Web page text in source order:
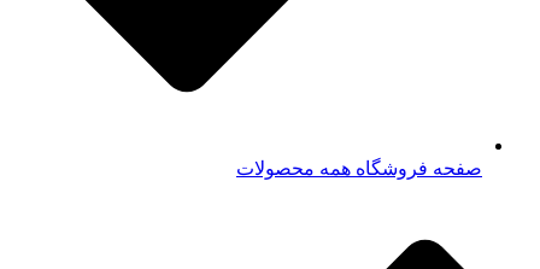
صفحه فروشگاه همه محصولات​